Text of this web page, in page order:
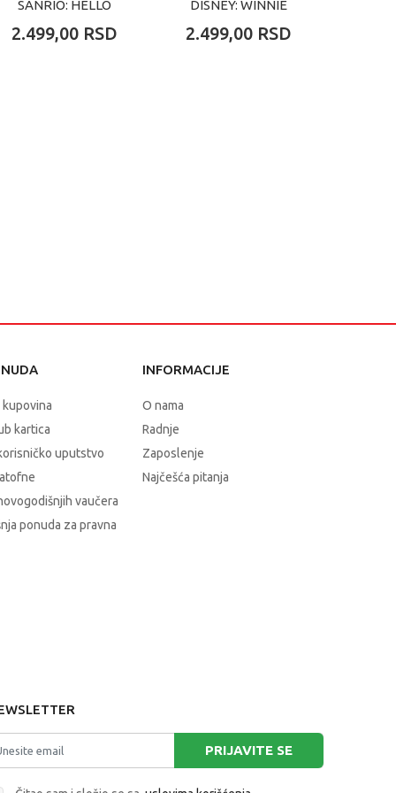
SANRIO: HELLO
2.499,00 RSD
DISNEY: WINNIE
2.499,00 RSD
kartica
uputstvo
vaučera
ponuda za pravna
INFORMACIJE
O nama
Radnje
Zaposlenje
Najčešća pitanja
PRIJAVITE SE